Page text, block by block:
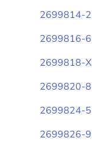
2699814-2
2699816-6
2699818-X
2699820-8
2699824-5
2699826-9